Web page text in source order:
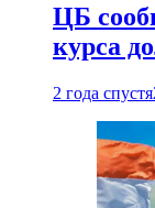
ЦБ
курса
2 года спустя